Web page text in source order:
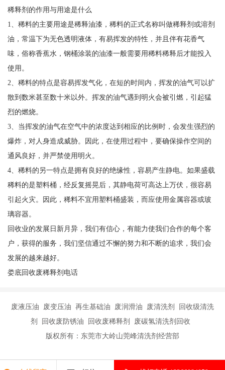
稀释剂的作用与用途是什么
1、稀料的主要用途是稀释油漆，稀料的正式名称叫做稀释剂或溶剂
油，常温下为无色透明液体，有易挥发的特性，并且伴有花香气
味，俗称香蕉水，钢桶涂装的油漆一般需要用稀料稀释后才能投入
使用。
2、稀料的特点是容易挥发气化，在短的时间内，挥发的油气可以扩
散到数米甚至数十米以外。挥发的油气遇到明火会被引燃，引起猛
烈的燃烧。
3、当挥发的油气在空气中的浓度达到相应的比例时，会发生强烈的
爆炸，对人身造成威胁。因此，在使用过程中，要确保操作空间的
通风良好，并严禁使用明火。
4、稀料的另一特点是拥有良好的绝缘性，容易产生静电。如果盛载
稀料的是塑料桶，经反复摇晃后，其静电荷可高达上万伏，很容易
引起火灾。因此，稀料不宜用塑料桶盛装，而应使用金属容器或玻
璃容器。
回收业的发展日新月异，我们有信心，有能力使我们合作的每个客
户，获得的服务，我们坚信通过不懈的努力和不断的追求，我们会
发展的越来越好。
娄底回收废稀释剂电话
废液压油 废变压油 再生基础油 废润滑油 废清洗剂 回收级清洗
剂 回收废防锈油 回收废稀释剂 废碳氢清洗剂回收
版权所有：东莞市大岭山莞峰清洗剂经营部